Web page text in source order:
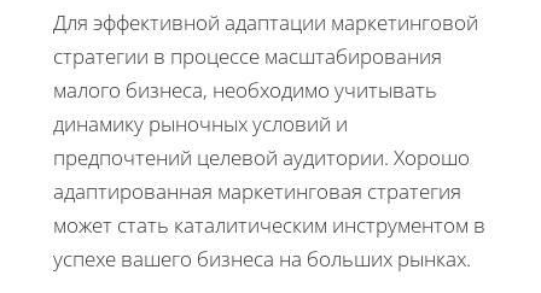
Для эффективной адаптации маркетинговой
стратегии в процессе масштабирования
малого бизнеса, необходимо учитывать
динамику рыночных условий и
предпочтений целевой аудитории. Хорошо
адаптированная маркетинговая стратегия
может стать каталитическим инструментом в
успехе вашего бизнеса на больших рынках.